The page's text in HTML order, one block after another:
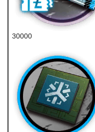
30000